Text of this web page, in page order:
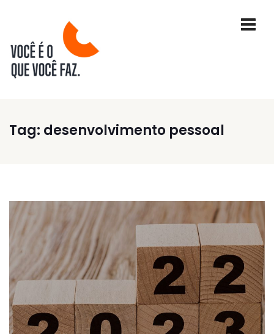
Tag: desenvolvimento pessoal